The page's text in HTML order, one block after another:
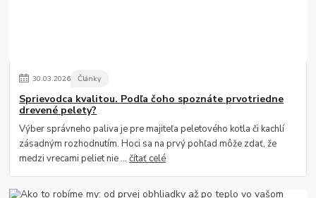
30.03.2026 Články
Sprievodca kvalitou. Podľa čoho spoznáte prvotriedne
drevené pelety?
Výber správneho paliva je pre majiteľa peletového kotla či kachlí
zásadným rozhodnutím. Hoci sa na prvý pohľad môže zdať, že
medzi vrecami peliet nie ...čítať celé